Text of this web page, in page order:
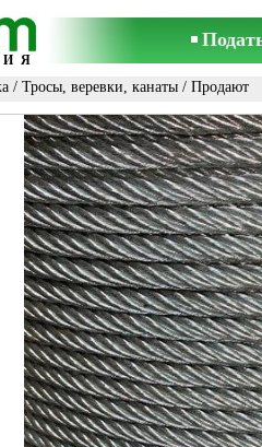
/ Тросы, веревки, канаты / Продают